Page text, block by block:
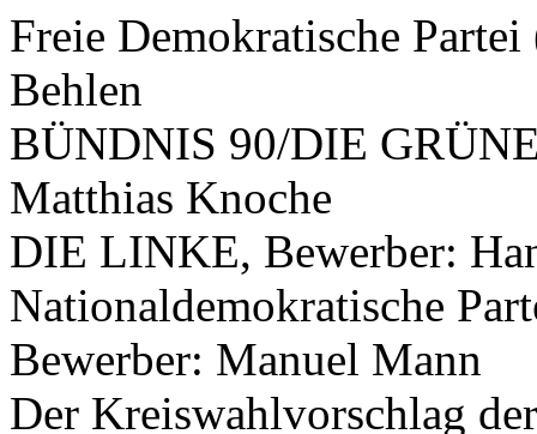
Freie Demokratische
Behlen
BÜNDNIS 90/DIE
Matthias Knoche
DIE LINKE, Bewerber:
Nationaldemokratische
Bewerber: Manuel Mann
Der Kreiswahlvorschlag